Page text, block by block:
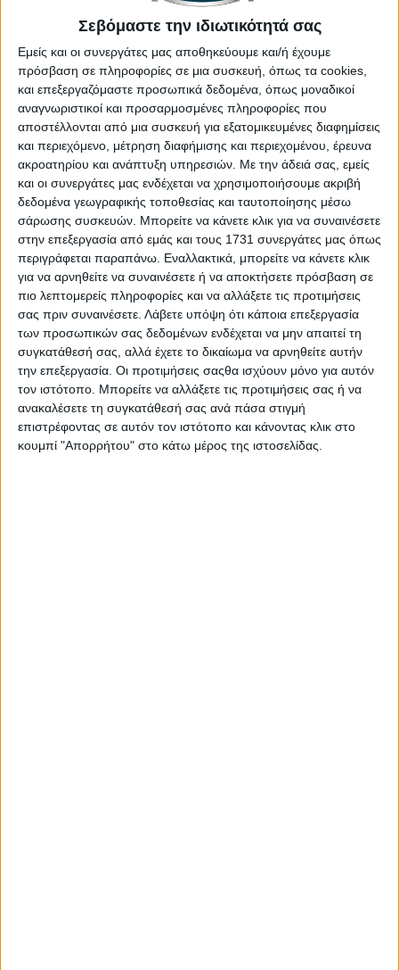
Σεβόμαστε την ιδιωτικότητά σας
Εμείς και οι συνεργάτες μας αποθηκεύουμε και/ή έχουμε
πρόσβαση σε πληροφορίες σε μια συσκευή, όπως τα cookies,
και επεξεργαζόμαστε προσωπικά δεδομένα, όπως μοναδικοί
αναγνωριστικοί και προσαρμοσμένες πληροφορίες που
αποστέλλονται από μια συσκευή για εξατομικευμένες διαφημίσεις
και περιεχόμενο, μέτρηση διαφήμισης και περιεχομένου, έρευνα
ακροατηρίου και ανάπτυξη υπηρεσιών. Με την άδειά σας, εμείς
και οι συνεργάτες μας ενδέχεται να χρησιμοποιήσουμε ακριβή
δεδομένα γεωγραφικής τοποθεσίας και ταυτοποίησης μέσω
σάρωσης συσκευών. Μπορείτε να κάνετε κλικ για να συναινέσετε
στην επεξεργασία από εμάς και τους 1731 συνεργάτες μας όπως
περιγράφεται παραπάνω. Εναλλακτικά, μπορείτε να κάνετε κλικ
για να αρνηθείτε να συναινέσετε ή να αποκτήσετε πρόσβαση σε
πιο λεπτομερείς πληροφορίες και να αλλάξετε τις προτιμήσεις
σας πριν συναινέσετε. Λάβετε υπόψη ότι κάποια επεξεργασία
των προσωπικών σας δεδομένων ενδέχεται να μην απαιτεί τη
συγκατάθεσή σας, αλλά έχετε το δικαίωμα να αρνηθείτε αυτήν
την επεξεργασία. Οι προτιμήσεις σαςθα ισχύουν μόνο για αυτόν
τον ιστότοπο. Μπορείτε να αλλάξετε τις προτιμήσεις σας ή να
ανακαλέσετε τη συγκατάθεσή σας ανά πάσα στιγμή
επιστρέφοντας σε αυτόν τον ιστότοπο και κάνοντας κλικ στο
κουμπί "Απορρήτου" στο κάτω μέρος της ιστοσελίδας.
προσφέρεται με τρεις κινητήρες, δύο εκδοχές ενός
κινητήρα 1,6 λτ. με απόδοση 106 και 113 ίππους,
αλλά και την ισχυρότερη με τον κινητήρα 1,8 λτ. και
απόδοση 145 ίππους. Ακολουθεί ο σχετικός
πίνακας: